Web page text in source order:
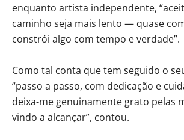
enquanto artista independente,
caminho seja mais lento — quase
constrói algo com tempo e verdade”.
Como tal conta que tem seguido o
“passo a passo, com dedicação e
deixa-me genuinamente grato pelas
vindo a alcançar”, contou.